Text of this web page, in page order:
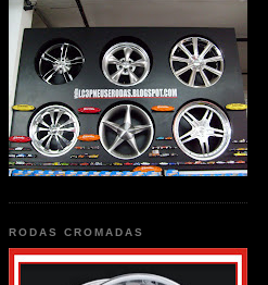
RODAS CROMADAS